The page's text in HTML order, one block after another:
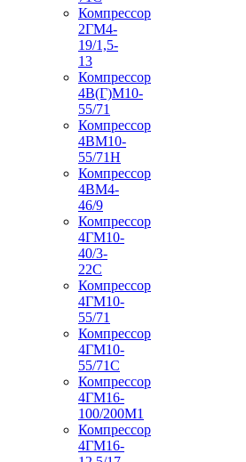
Компрессор
2ГМ4-
19/1,5-
13
Компрессор
4В(Г)М10-
55/71
Компрессор
4ВМ10-
55/71Н
Компрессор
4ВМ4-
46/9
Компрессор
4ГМ10-
40/3-
22С
Компрессор
4ГМ10-
55/71
Компрессор
4ГМ10-
55/71С
Компрессор
4ГМ16-
100/200М1
Компрессор
4ГМ16-